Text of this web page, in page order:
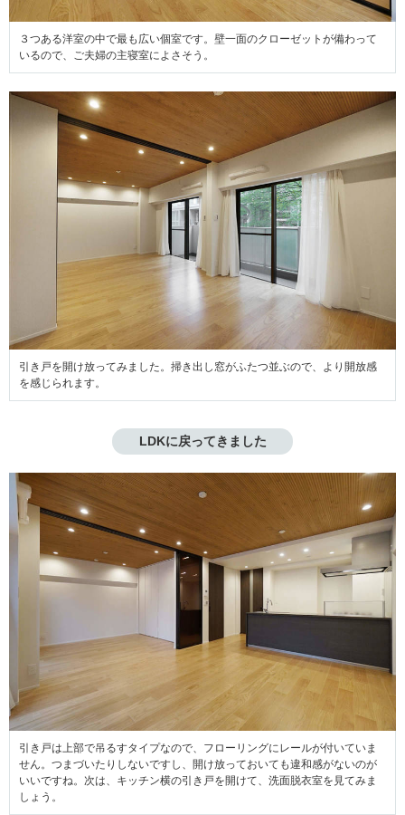
３つある洋室の中で最も広い個室です。壁一面のクローゼットが備わって
いるので、ご夫婦の主寝室によさそう。
引き戸を開け放ってみました。掃き出し窓がふたつ並ぶので、より開放感
を感じられます。
LDKに戻ってきました
引き戸は上部で吊るすタイプなので、フローリングにレールが付いていま
せん。つまづいたりしないですし、開け放っておいても違和感がないのが
いいですね。次は、キッチン横の引き戸を開けて、洗面脱衣室を見てみま
しょう。